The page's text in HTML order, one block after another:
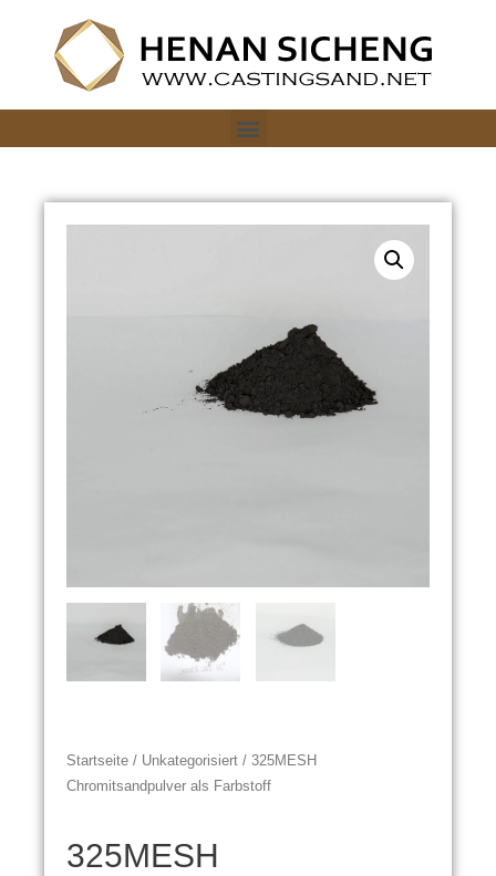
Startseite / Unkategorisiert / 325MESH
Chromitsandpulver als Farbstoff
325MESH